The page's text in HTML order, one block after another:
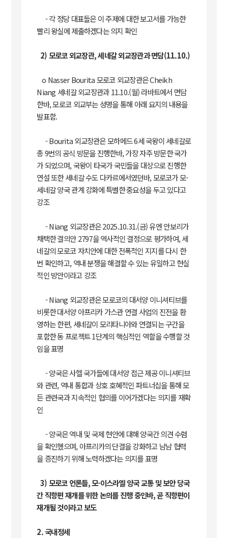
- 각 정당 대표들은 이 주제에 대한 보고서를 가능한
빨리 왕실에 제출하겠다는 의지 확인
2) 모로코 외교장관, 세네갈 외교장관과 면담(11.10.)
o Nasser Bourita 모로코 외교장관은 Cheikh
Niang 세네갈 외교장관과 11.10.(월) 라바트에서 면담
한바, 모로코 외교부는 성명을 통해 아래 요지의 내용을
발표함.
- Bourita 외교장관은 모하메드 6세 국왕이 세네갈로
총 9번의 공식 방문을 진행한바, 가장 자주 방문한 국가
가 되었으며, 국왕이 타국가 국민들을 대상으로 진행한
연설 또한 세네갈 수도 다카르에서였던바, 모로코가 모-
세네갈 양국 관계 강화에 특별한 중요성을 두고 있다고
강조
- Niang 외교장관은 2025.10.31.(금) 유엔 안보리가
채택한 결의안 2797을 역사적인 결정으로 평가하여, 세
네갈의 모로코 자치안에 대한 전폭적인 지지를 다시 한
번 확인하고, 역내 분쟁을 해결할 수 있는 유일하고 현실
적인 방안이라고 강조
- Niang 외교장관은 모로코의 대서양 이니셔티브를
비롯한 대서양 아프리카 가스관 연결 사업의 진전을 환
영하는 한편, 세네갈이 모리타니아와 연결되는 구간을
포함한 동 프로젝트 1단계의 핵심적인 역할을 수행할 것
임을 표명
- 양국은 사헬 국가들에 대서양 접근 제공 이니셔티브
와 관련, 역내 통합과 상호 호혜적인 파트너십을 통해 모
든 관련국과 지속적인 협의를 이어가겠다는 의지를 재확
인
- 양국은 역내 및 국제 현안에 대해 양국간 의견 수렴
을 확인했으며, 아프리카의 단결을 강화하고 남남 협력
을 증진하기 위해 노력하겠다는 의지를 표명
3) 모로코 언론들, 모-이스라엘 양국 교통 및 보안 당국
간 직항편 재개를 위한 논의를 진행 중인바, 곧 직항편이
재개될 것이라고 보도
2. 국내정세